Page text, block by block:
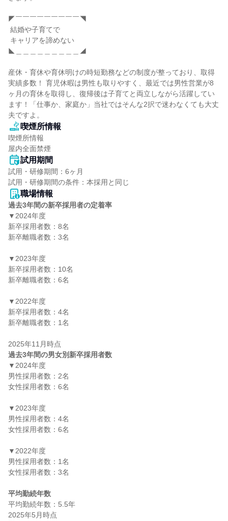
◤￣￣￣￣￣￣￣￣￣◥
◣＿＿＿＿＿＿＿＿＿◢
産休・育休や育休明けの時短勤務などの制度が整っており、取得
実績多数！ 育児休暇は男性も取りやすく、最近では男性営業が8
ヶ月の育休を取得し、復帰後は子育てと両立しながら活躍してい
ます！「仕事か、家庭か」当社ではそんな2択で迷わなくても大丈
夫ですよ。
喫煙所情報
喫煙所情報
屋内全面禁煙
試用期間
試用・研修期間：6ヶ月
職場情報
過去3年間の新卒採用者の定着率
▼2024年度
新卒採用者数：8名
新卒離職者数：3名
▼2023年度
新卒採用者数：10名
新卒離職者数：6名
▼2022年度
新卒採用者数：4名
新卒離職者数：1名
過去3年間の男女別新卒採用者数
▼2024年度
男性採用者数：2名
女性採用者数：6名
▼2023年度
男性採用者数：4名
女性採用者数：6名
▼2022年度
男性採用者数：1名
女性採用者数：3名
平均勤続年数
平均勤続年数：5.5年